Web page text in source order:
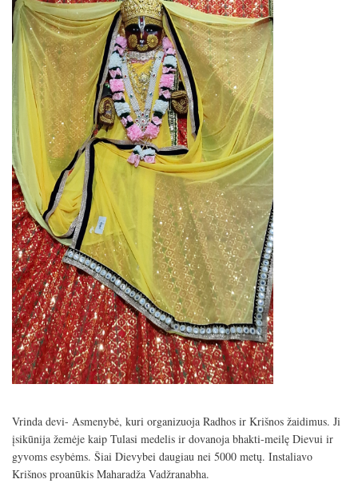
Vrinda devi- Asmenybė, kuri organizuoja Radhos ir Krišnos žaidimus. Ji
įsikūnija žemėje kaip Tulasi medelis ir dovanoja bhakti-meilę Dievui ir
gyvoms esybėms. Šiai Dievybei daugiau nei 5000 metų. Instaliavo
Krišnos proanūkis Maharadža Vadžranabha.